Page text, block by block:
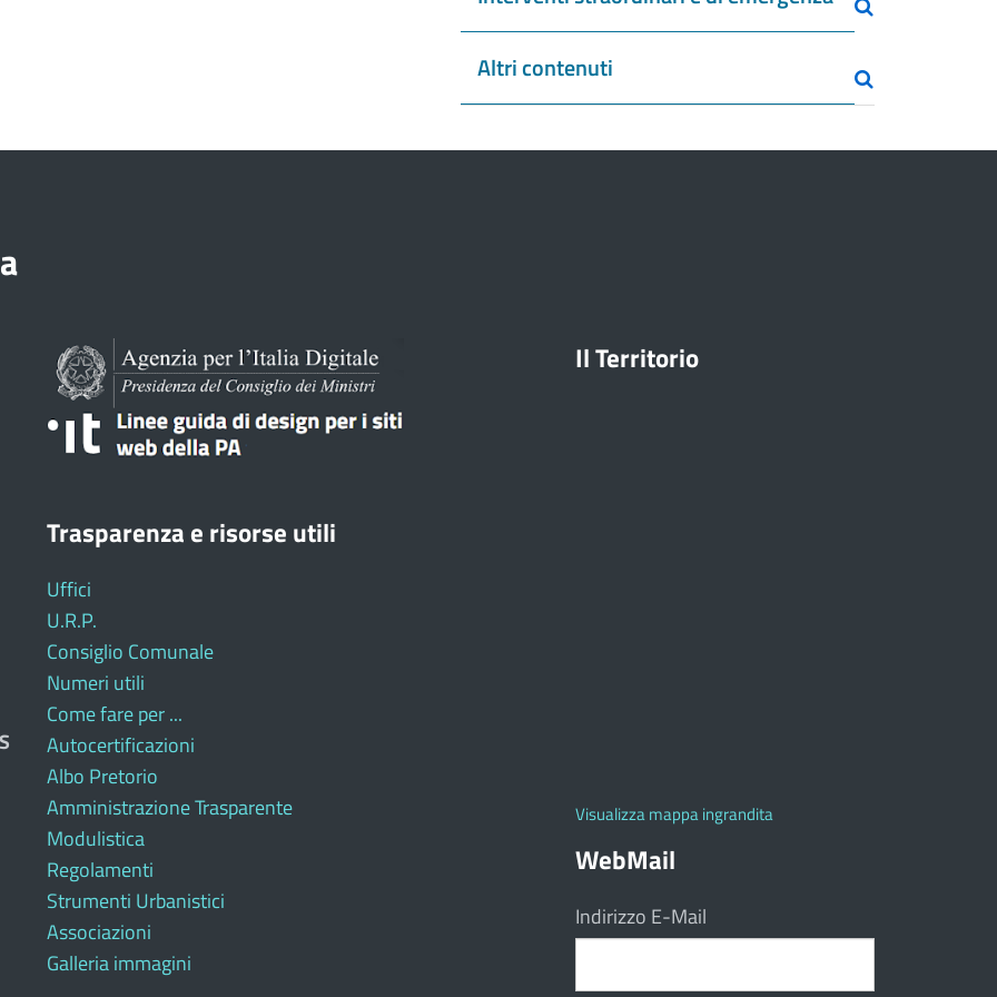
Altri contenuti
Trasparenza e risorse utili
Uffici
U.R.P.
Consiglio Comunale
Numeri utili
Come fare per ...
Autocertificazioni
Albo Pretorio
Amministrazione Trasparente
Modulistica
Regolamenti
Strumenti Urbanistici
Associazioni
Galleria immagini
Il Territorio
Visualizza mappa ingrandita
WebMail
Indirizzo E-Mail